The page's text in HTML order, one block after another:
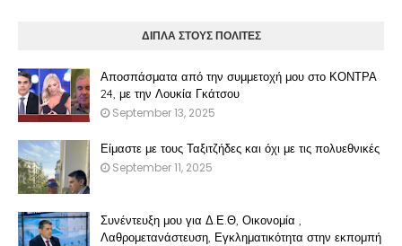
ΔΙΠΛΑ ΣΤΟΥΣ ΠΟΛΙΤΕΣ
Αποσπάσματα από την συμμετοχή μου στο ΚΟΝΤΡΑ
24, με την Λουκία Γκάτσου
September 13, 2025
Είμαστε με τους Ταξιτζήδες και όχι με τις πολυεθνικές
September 11, 2025
Συνέντευξη μου για Δ.Ε.Θ, Οικονομία ,
Λαθρομετανάστευση, Εγκληματικότητα στην εκπομπή